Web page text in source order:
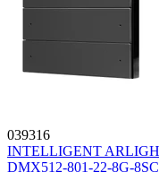
039316
INTELLIGENT
DMX512-801-22-8G-